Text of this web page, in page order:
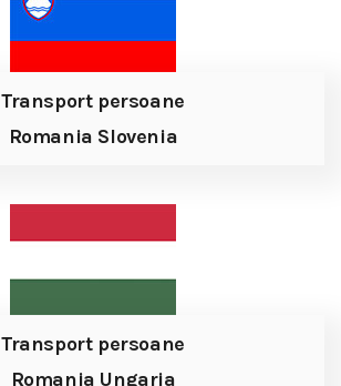
Transport persoane
Romania Slovenia
Transport persoane
Romania Ungaria